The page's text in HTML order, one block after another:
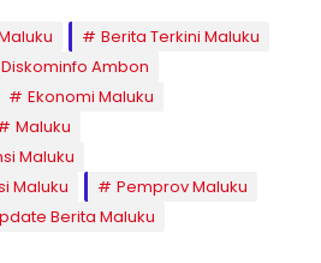
Berita Terkini Maluku
Diskominfo Ambon
Ekonomi Maluku
Maluku
Maluku
Maluku
Pemprov Maluku
Berita Maluku